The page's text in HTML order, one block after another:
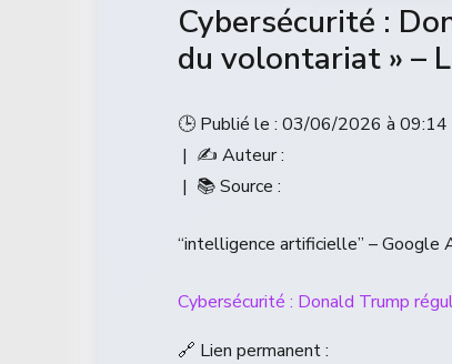
Cybersécurité :
du volontariat » –
🕒 Publié le : 03/06/2026 à 09:14
| ✍️ Auteur :
| 📚 Source :
“intelligence artificielle” – Google
Cybersécurité : Donald Trump
🔗 Lien permanent :